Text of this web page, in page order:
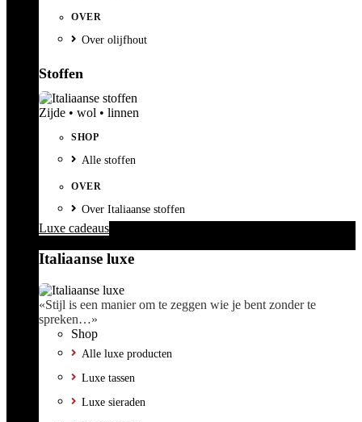
OVER
Over olijfhout
Stoffen
Zijde • wol • linnen
SHOP
Alle stoffen
OVER
Over Italiaanse stoffen
Luxe cadeaus
Italiaanse luxe
«Stijl is een manier om te zeggen wie je bent zonder te
spreken…»
Shop
Alle luxe producten
Luxe tassen
Luxe sieraden